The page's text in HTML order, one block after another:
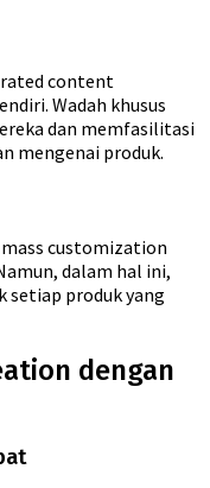
content
Wadah khusus
dan memfasilitasi
mengenai produk.
customization
dalam hal ini,
setiap produk yang
dengan